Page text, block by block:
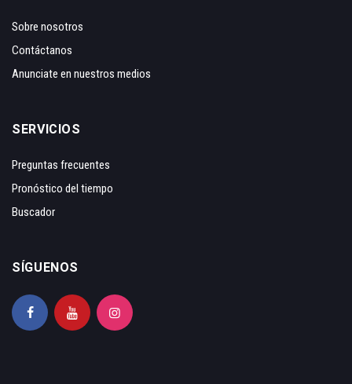
Sobre nosotros
Contáctanos
Anunciate en nuestros medios
SERVICIOS
Preguntas frecuentes
Pronóstico del tiempo
Buscador
SÍGUENOS